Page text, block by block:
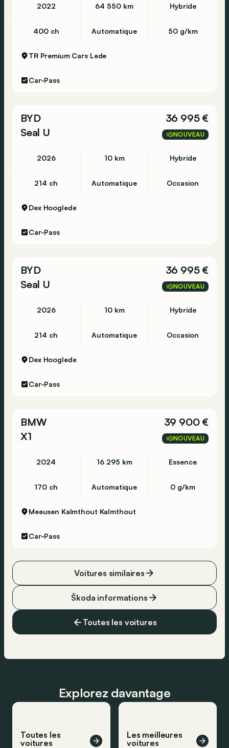
2022 64 550 km Hybride
400 ch Automatique 50 g/km
TR Premium Cars Lede
Car-Pass
BYD
Seal U
36 995 €
NOUVEAU
2026 10 km Hybride
214 ch Automatique Occasion
Dex Hooglede
Car-Pass
BYD
Seal U
36 995 €
NOUVEAU
2026 10 km Hybride
214 ch Automatique Occasion
Dex Hooglede
Car-Pass
BMW
X1
39 900 €
NOUVEAU
2024 16 295 km Essence
170 ch Automatique 0 g/km
Meeusen Kalmthout Kalmthout
Car-Pass
Toutes les voitures
Škoda informations
Voitures similaires
Explorez davantage
Toutes les
voitures
Les meilleures
voitures